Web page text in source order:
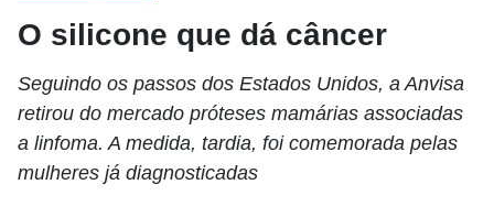
O silicone que dá câncer
Seguindo os passos dos Estados Unidos, a Anvisa
retirou do mercado próteses mamárias associadas
a linfoma. A medida, tardia, foi comemorada pelas
mulheres já diagnosticadas